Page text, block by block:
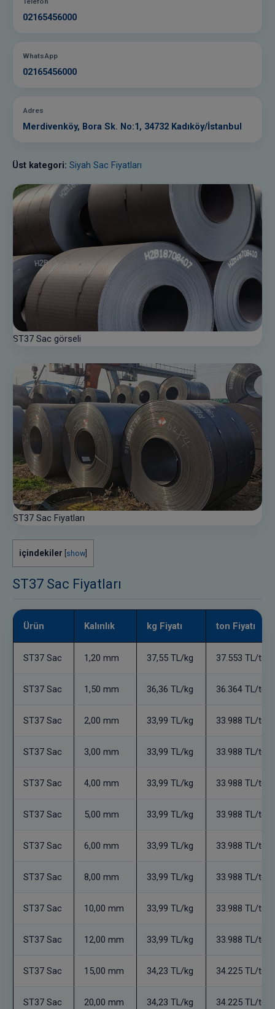
02165456000
WhatsApp
02165456000
Adres
Merdivenköy, Bora Sk. No:1, 34732 Kadıköy/İstanbul
Üst kategori: Siyah Sac Fiyatları
ST37 Sac görseli
ST37 Sac Fiyatları
içindekiler show
ST37 Sac Fiyatları
Ürün Kalınlık kg Fiyatı ton Fiyatı
ST37 Sac 1,20 mm 37,55 TL/kg 37.553 TL/ton
ST37 Sac 1,50 mm 36,36 TL/kg 36.364 TL/ton
ST37 Sac 2,00 mm 33,99 TL/kg 33.988 TL/ton
ST37 Sac 3,00 mm 33,99 TL/kg 33.988 TL/ton
ST37 Sac 4,00 mm 33,99 TL/kg 33.988 TL/ton
ST37 Sac 5,00 mm 33,99 TL/kg 33.988 TL/ton
ST37 Sac 6,00 mm 33,99 TL/kg 33.988 TL/ton
ST37 Sac 8,00 mm 33,99 TL/kg 33.988 TL/ton
ST37 Sac 10,00 mm 33,99 TL/kg 33.988 TL/ton
ST37 Sac 12,00 mm 33,99 TL/kg 33.988 TL/ton
ST37 Sac 15,00 mm 34,23 TL/kg 34.225 TL/ton
ST37 Sac 20,00 mm 34,23 TL/kg 34.225 TL/ton